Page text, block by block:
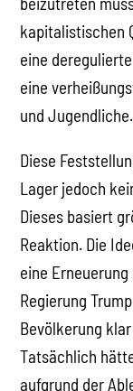
kapitalistischen
eine
eine
und Jugendliche.
Diese
Lager jedoch
Dieses basiert
Reaktion. Die
eine Erneuerung
Regierung
Bevölkerung
Tatsächlich
aufgrund der